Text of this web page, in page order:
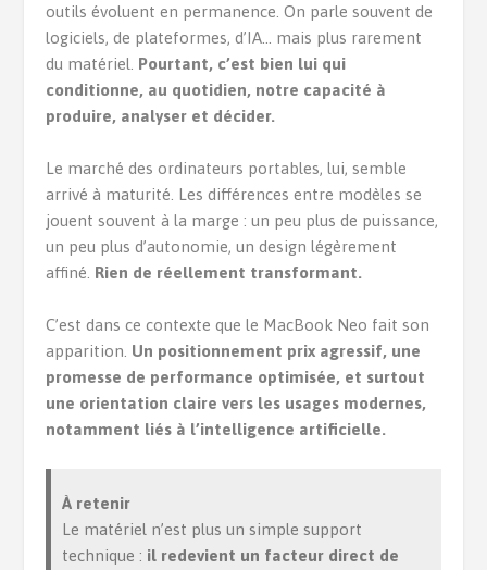
outils évoluent en permanence. On parle souvent de
logiciels, de plateformes, d’IA… mais plus rarement
du matériel. Pourtant, c’est bien lui qui
conditionne, au quotidien, notre capacité à
produire, analyser et décider.
Le marché des ordinateurs portables, lui, semble
arrivé à maturité. Les différences entre modèles se
jouent souvent à la marge : un peu plus de puissance,
un peu plus d’autonomie, un design légèrement
affiné. Rien de réellement transformant.
C’est dans ce contexte que le MacBook Neo fait son
apparition. Un positionnement prix agressif, une
promesse de performance optimisée, et surtout
une orientation claire vers les usages modernes,
notamment liés à l’intelligence artificielle.
À retenir
Le matériel n’est plus un simple support
technique : il redevient un facteur direct de